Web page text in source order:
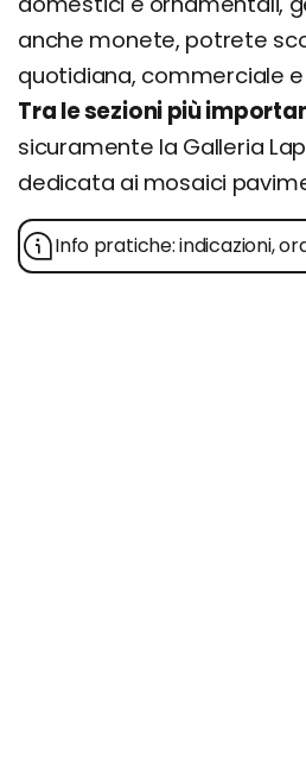
anche monete, potrete
quotidiana, commerciale
Tra le sezioni più
sicuramente la Galleria
dedicata ai mosaici
Info pratiche: indicazioni,